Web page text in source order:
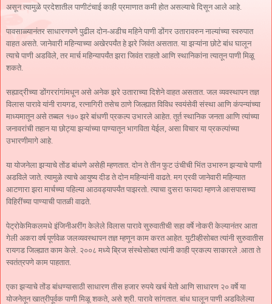
असून त्यामुळे प्रदेशातील पाणीटंचाई काही प्रमाणात कमी होत असल्याचे दिसून आले आहे.
पावसाळ्यानंतर साधारणपणे पुढील दोन-अडीच महिने पाणी डोंगर उतारावरुन नाल्यांच्या स्वरुपात
वाहत असते. जानेवारी महिन्याच्या अखेरपर्यंत हे झरे जिवंत असतात. या झऱ्यांना छोटे बांध घालून
त्याचे पाणी अडविले, तर मार्च महिन्यापर्यंत झरा जिवंत राहतो आणि स्थानिकांना त्यातून पाणी मिळू
शकते.
सह्याद्रीच्या डोंगररांगांमधून असे अनेक झरे उताराच्या दिशेने वाहत असतात. जल व्यवस्थापन तज्ञ
विलास पारावे यांनी रायगड, रत्नागिरी तसेच ठाणे जिल्ह्यात विविध स्वयंसेवी संस्था आणि कंपन्यांच्या
माध्यमातून असे तब्बल १७० झरे बांधणी प्रकल्प उभारले आहेत. तूर्त स्थानिक जनता आणि त्यांच्या
जनावरांची तहान या छोट्या झऱ्यांच्या पाण्यातून भागविता येईल, असा विचार या प्रकल्पांच्या
उभारणीमागे आहे.
या योजनेला झऱ्याचे तोंड बांधणे असेही म्हणतात. दोन ते तीन फुट उंचीची भिंत उभारुन झऱ्याचे पाणी
अडविले जाते. त्यामुळे त्याचे आयुष्य दीड ते दोन महिन्यांनी वाढते. मग एरवी जानेवारी महिन्यात
आटणारा झरा मार्चच्या पहिल्या आठवड्यापर्यंत पाझरतो. त्याचा दुसरा फायदा म्हणजे आसपासच्या
विहिरींच्या पाण्याची पातळी वाढते.
पेट्रोकेमिकलमधे इंजिनीअरींग केलेले विलास पारावे सुरुवातीची सहा वर्षे नोकरी केल्यानंतर आता
गेली अकरा वर्ष पूर्णवेळ जलव्यवस्थापन तज्ञ म्हणून काम करत आहेत. युटीव्हीसोबत त्यांनी सुरुवातीस
रायगड जिल्ह्यात काम केले. २००८ मध्ये ब्रिज संस्थेसोबत त्यांनी काही प्रकल्प साकारले .आता ते
स्वतंत्रपणे काम पाहतात.
एका झऱ्याचे तोंड बांधण्यासाठी साधारण तीस हजार रुपये खर्च येतो आणि साधारण २० वर्षे या
योजनेतून खात्रीपूर्वक पाणी मिळू शकते, असे श्री. पारावे सांगतात. बांध घालून पाणी अडविलेल्या